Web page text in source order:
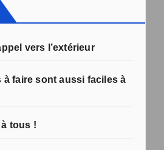
vers l’extérieur
à faire sont aussi faciles à
tous !